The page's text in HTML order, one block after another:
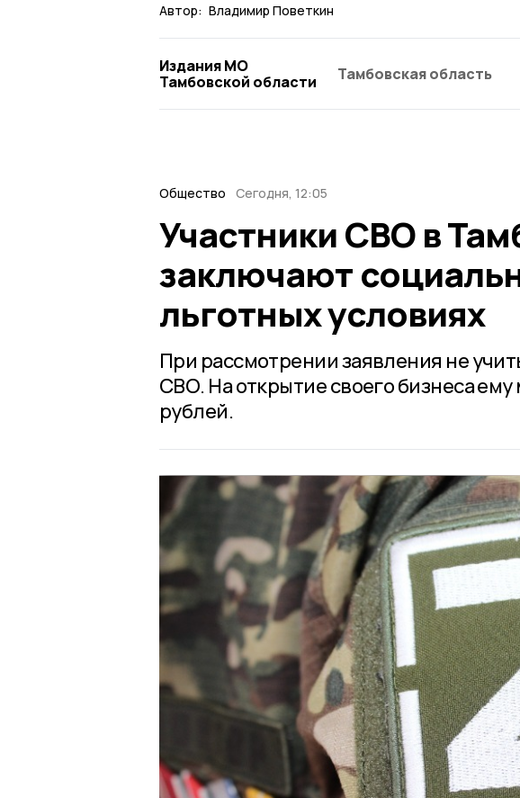
Автор: Владимир Поветкин
Издания МО
Тамбовской области
Тамбовская область
Общество Сегодня, 12:05
Участники СВО в
заключают
льготных условиях
При рассмотрении заявления не
СВО. На открытие своего бизнеса
рублей.